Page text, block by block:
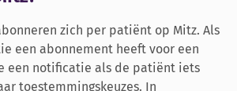
zich per patiënt op Mitz. Als
een abonnement heeft voor een
een notificatie als de patiënt iets
toestemmingskeuzes. In